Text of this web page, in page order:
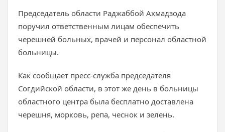
Председатель области Раджаббой Ахмадзода
поручил ответственным лицам обеспечить
черешней больных, врачей и персонал областной
больницы.
Как сообщает пресс-служба председателя
Согдийской области, в этот же день в больницы
областного центра была бесплатно доставлена
черешня, морковь, репа, чеснок и зелень.